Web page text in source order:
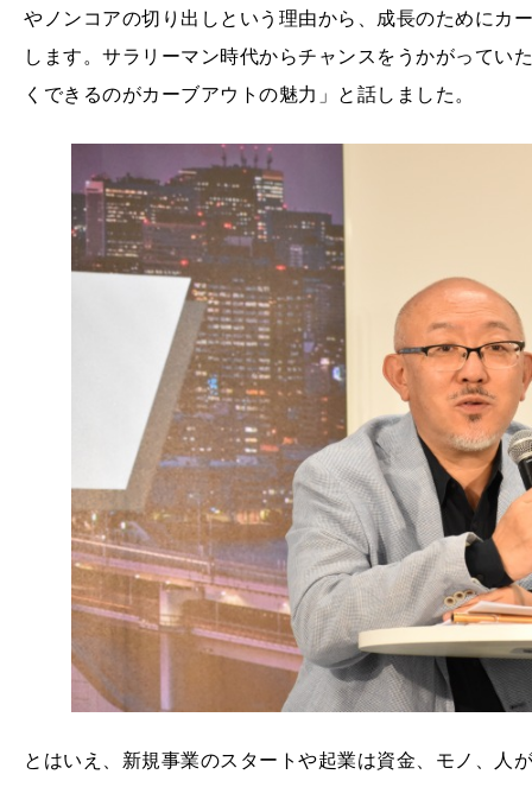
やノンコアの切り出しという理由から、成長のためにカ
します。サラリーマン時代からチャンスをうかがってい
くできるのがカーブアウトの魅力」と話しました。
とはいえ、新規事業のスタートや起業は資金、モノ、人